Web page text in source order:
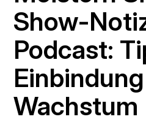
Show-
Podcast:
Wachstum